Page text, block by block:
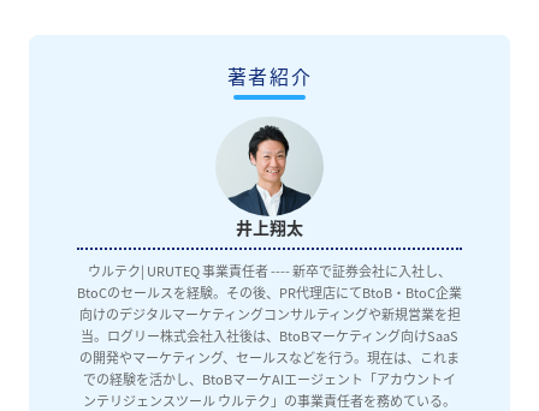
著者紹介
井上翔太
ウルテク| URUTEQ 事業責任者 ---- 新卒で証券会社に入社し、
BtoCのセールスを経験。その後、PR代理店にてBtoB・BtoC企業
向けのデジタルマーケティングコンサルティングや新規営業を担
当。ログリー株式会社入社後は、BtoBマーケティング向けSaaS
の開発やマーケティング、セールスなどを行う。現在は、これま
での経験を活かし、BtoBマーケAIエージェント「アカウントイ
ンテリジェンスツール ウルテク」の事業責任者を務めている。